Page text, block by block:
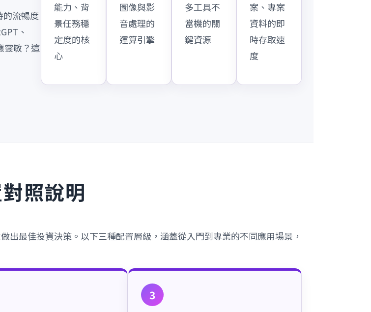
的流暢度
、
靈敏？這
能力、背
景任務穩
定度的核
心
圖像與影
音處理的
運算引擎
多工具不
當機的關
鍵資源
案、專案
資料的即
時存取速
度
照說明
出最佳投資決策。以下三種配置層級，涵蓋從入門到專業的不同應用場景，
3